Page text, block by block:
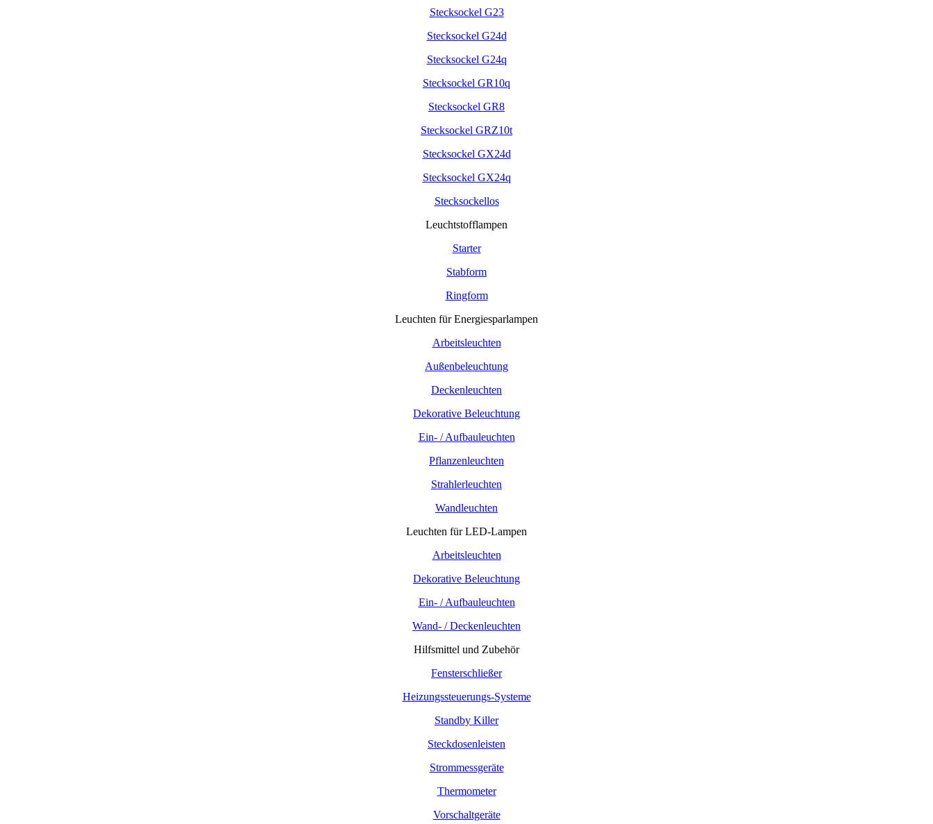
Stecksockel G23
Stecksockel G24d
Stecksockel G24q
Stecksockel GR10q
Stecksockel GR8
Stecksockel GRZ10t
Stecksockel GX24d
Stecksockel GX24q
Stecksockellos
Leuchtstofflampen
Starter
Stabform
Ringform
Leuchten für Energiesparlampen
Arbeitsleuchten
Außenbeleuchtung
Deckenleuchten
Dekorative Beleuchtung
Ein- / Aufbauleuchten
Pflanzenleuchten
Strahlerleuchten
Wandleuchten
Leuchten für LED-Lampen
Arbeitsleuchten
Dekorative Beleuchtung
Ein- / Aufbauleuchten
Wand- / Deckenleuchten
Hilfsmittel und Zubehör
Fensterschließer
Heizungssteuerungs-Systeme
Standby Killer
Steckdosenleisten
Strommessgeräte
Thermometer
Vorschaltgeräte